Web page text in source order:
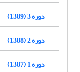
دوره 3 (1389)
دوره 2 (1388)
دوره 1 (1387)